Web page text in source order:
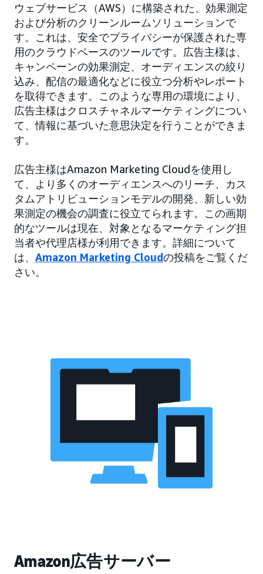
ウェブサービス（AWS）に構築された、効果測定
および分析のクリーンルームソリューションで
す。これは、安全でプライバシーが保護された専
用のクラウドベースのツールです。広告主様は、
キャンペーンの効果測定、オーディエンスの絞り
込み、配信の最適化などに役立つ分析やレポート
を取得できます。このような専用の環境により、
広告主様はクロスチャネルマーケティングについ
て、情報に基づいた意思決定を行うことができま
す。
広告主様はAmazon Marketing Cloudを使用し
て、より多くのオーディエンスへのリーチ、カス
タムアトリビューションモデルの開発、新しい効
果測定の機会の調査に役立てられます。この画期
的なツールは現在、対象となるマーケティング担
当者や代理店様が利用できます。詳細について
は、 Amazon Marketing Cloudの投稿をご覧くだ
さい。
Amazon広告サーバー